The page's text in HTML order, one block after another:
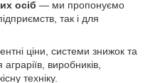
осіб — ми пропонуємо
так і для
ціни, системи знижок та
виробників,
техніку.